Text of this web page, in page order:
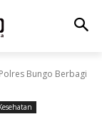
Bungo Berbagi